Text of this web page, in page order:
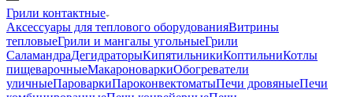
Грили контактные
Аксессуары для теплового оборудованияВитрины
тепловыеГрили и мангалы угольныеГрили
СаламандраДегидраторыКипятильникиКоптильниКотлы
пищеварочныеМакароноваркиОбогреватели
уличныеПароваркиПароконвектоматыПечи дровяныеПечи